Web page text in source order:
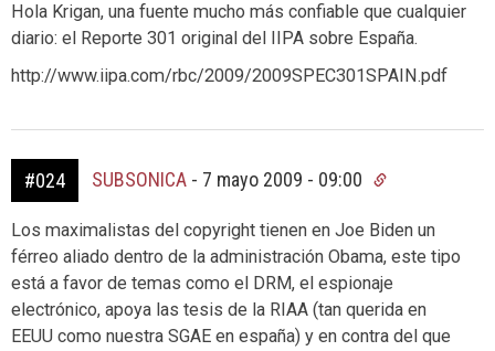
Hola Krigan, una fuente mucho más confiable que cualquier
diario: el Reporte 301 original del IIPA sobre España.
http://www.iipa.com/rbc/2009/2009SPEC301SPAIN.pdf
#024 SUBSONICA - 7 mayo 2009 - 09:00
Los maximalistas del copyright tienen en Joe Biden un
férreo aliado dentro de la administración Obama, este tipo
está a favor de temas como el DRM, el espionaje
electrónico, apoya las tesis de la RIAA (tan querida en
EEUU como nuestra SGAE en españa) y en contra del que